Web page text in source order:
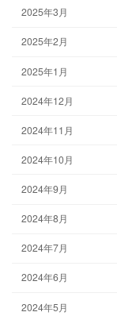
2025年3月
2025年2月
2025年1月
2024年12月
2024年11月
2024年10月
2024年9月
2024年8月
2024年7月
2024年6月
2024年5月